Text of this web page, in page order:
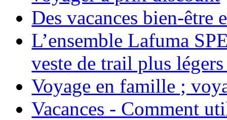
Des vacances bien-être
L’ensemble Lafuma
veste de trail plus
Voyage en famille ;
Vacances - Comment